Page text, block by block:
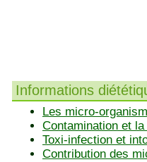
Informations
Les micro-
Contamination et
Toxi-infection et
Contribution des